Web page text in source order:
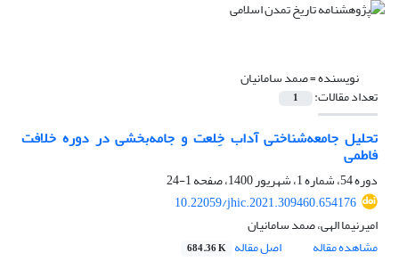
نویسنده =صمد سامانیان
تعداد مقالات: 1
تحلیل جامعه‌شناختی آداب خِلعت و جامه‌بخشی در دوره خلافت
فاطمی
دوره 54، شماره 1، شهریور 1400، صفحه
1-24
10.22059/jhic.2021.309460.654176
امیرنیما الهی، صمد سامانیان
مشاهده مقاله
اصل مقاله 684.36 K